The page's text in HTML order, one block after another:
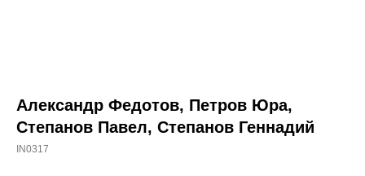
Александр Федотов, Петров Юра,
Степанов Павел, Степанов Геннадий
IN0317